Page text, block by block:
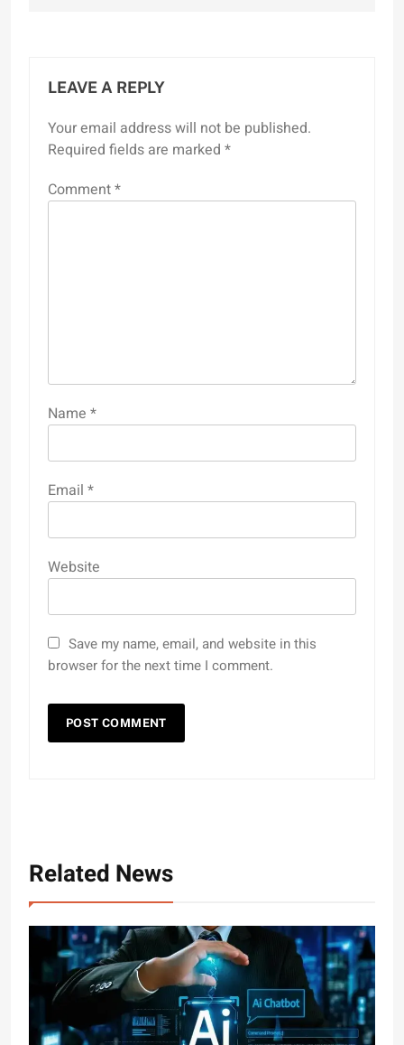
LEAVE A REPLY
Your email address will not be published.
Required fields are marked *
Comment*
Name *
Email *
Website
Save my name, email, and website in this
browser for the next time I comment.
Related News